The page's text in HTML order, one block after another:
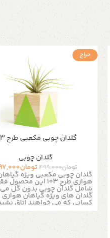
حراج
گلدان چوبی مکعبی طرح ۱۰۳
گلدان چوبی
تومان499,000تومان
گلدان چوبی مکعبی ویژه
هوازی طرح 103 این محصول
شامل گلدان چوبی بدون گل
گلدان های ویژه گیاهان هوازی
کسانی که می خواهند اتاق
اتاق خواب ، اتاق ناهار خوری ،
فضای زندگی و محل کار خود
کند مناسب است.این گلدان
میتونید روی قفسه های کتاب